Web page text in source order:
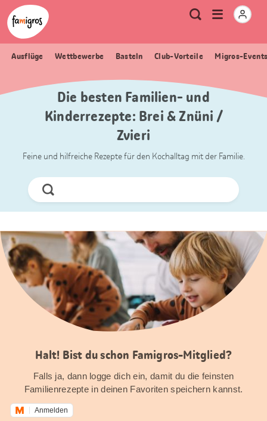
Sprungmarken
Navigation
Header
Logo
Meta
Navigation
Suche
Menu
öffnen
Ausflüge Wettbewerbe Basteln Club-Vorteile Migros-
Die besten Familien- und
Kinderrezepte: Brei & Znüni /
Zvieri
Feine und hilfreiche Rezepte für den Kochalltag mit der Familie.
Jetzt
Suchen
Halt! Bist du schon Famigros-Mitglied?
Falls ja, dann logge dich ein, damit du die feinsten
Familienrezepte in deinen Favoriten speichern kannst.
Anmelden